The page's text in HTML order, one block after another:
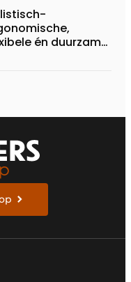
én duurzame